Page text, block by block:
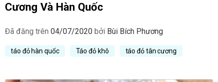
Cương Và Hàn Quốc
Đã đăng trên 04/07/2020 bởi Bùi Bích Phương
táo đỏ hàn quốc Táo đỏ khô táo đỏ tân cương